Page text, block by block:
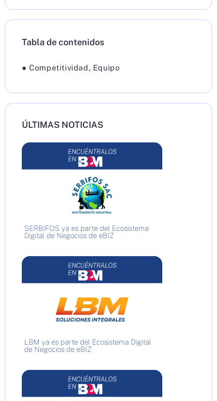
Tabla de contenidos
● Competitividad, Equipo
ÚLTIMAS NOTICIAS
SERBIFOS ya es parte del Ecosistema
Digital de Negocios de eBIZ
LBM ya es parte del Ecosistema Digital
de Negocios de eBIZ